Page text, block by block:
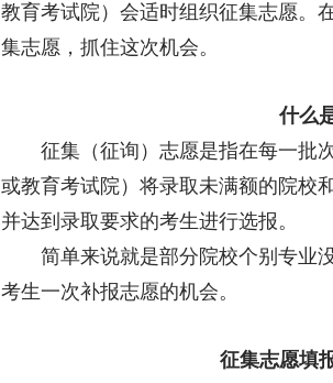
教育考试院）会适时组织征集志愿。
集志愿，抓住这次机会。
什么
征集（征询）志愿是指在每一批次
或教育考试院）将录取未满额的院校
并达到录取要求的考生进行选报。
简单来说就是部分院校个别专业没
考生一次补报志愿的机会。
征集志愿填